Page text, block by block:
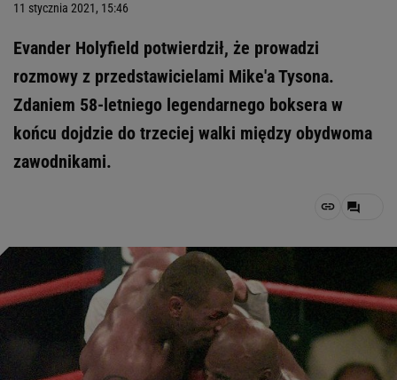
11 stycznia 2021, 15:46
Evander Holyfield potwierdził, że prowadzi
rozmowy z przedstawicielami Mike'a Tysona.
Zdaniem 58-letniego legendarnego boksera w
końcu dojdzie do trzeciej walki między obydwoma
zawodnikami.